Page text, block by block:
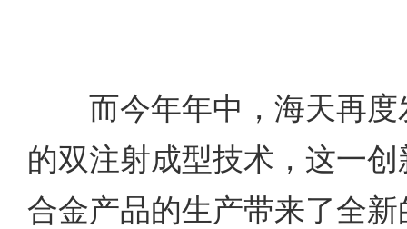
而今年年中，海天再度
的双注射成型技术，这一
合金产品的生产带来了全